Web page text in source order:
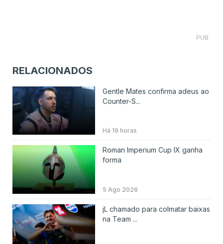
PUB
RELACIONADOS
Gentle Mates confirma adeus ao
Counter-S...
Há 19 horas
Roman Imperium Cup IX ganha
forma
5 Ago 2026
jL chamado para colmatar baixas
na Team ...